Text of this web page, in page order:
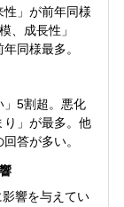
」が前年同様
、成長性」
同様最多。
」5割超。悪化
り」が最多。他
答が多い。
響を与えてい